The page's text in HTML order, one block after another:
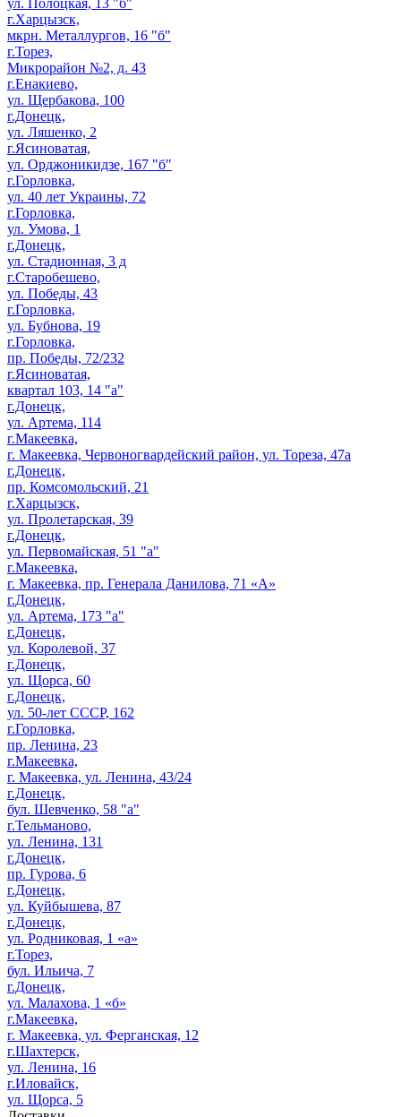
ул. Полоцкая, 13 "б"
г.Харцызск,
мкрн. Металлургов, 16 "б"
г.Торез,
Микрорайон №2, д. 43
г.Енакиево,
ул. Щербакова, 100
г.Донецк,
ул. Ляшенко, 2
г.Ясиноватая,
ул. Орджоникидзе, 167 "б"
г.Горловка,
ул. 40 лет Украины, 72
г.Горловка,
ул. Умова, 1
г.Донецк,
ул. Стадионная, 3 д
г.Старобешево,
ул. Победы, 43
г.Горловка,
ул. Бубнова, 19
г.Горловка,
пр. Победы, 72/232
г.Ясиноватая,
квартал 103, 14 "а"
г.Донецк,
ул. Артема, 114
г.Макеевка,
г. Макеевка, Червоногвардейский район, ул. Тореза, 47а
г.Донецк,
пр. Комсомольский, 21
г.Харцызск,
ул. Пролетарская, 39
г.Донецк,
ул. Первомайская, 51 "а"
г.Макеевка,
г. Макеевка, пр. Генерала Данилова, 71 «А»
г.Донецк,
ул. Артема, 173 "а"
г.Донецк,
ул. Королевой, 37
г.Донецк,
ул. Щорса, 60
г.Донецк,
ул. 50-лет СССР, 162
г.Горловка,
пр. Ленина, 23
г.Макеевка,
г. Макеевка, ул. Ленина, 43/24
г.Донецк,
бул. Шевченко, 58 "а"
г.Тельманово,
ул. Ленина, 131
г.Донецк,
пр. Гурова, 6
г.Донецк,
ул. Куйбышева, 87
г.Донецк,
ул. Родниковая, 1 «а»
г.Торез,
бул. Ильича, 7
г.Донецк,
ул. Малахова, 1 «б»
г.Макеевка,
г. Макеевка, ул. Ферганская, 12
г.Шахтерск,
ул. Ленина, 16
г.Иловайск,
ул. Щорса, 5